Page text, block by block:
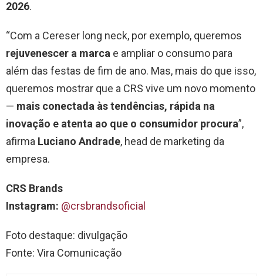
2026.
“Com a Cereser long neck, por exemplo, queremos
rejuvenescer a marca e ampliar o consumo para
além das festas de fim de ano. Mas, mais do que isso,
queremos mostrar que a CRS vive um novo momento
— mais conectada às tendências, rápida na
inovação e atenta ao que o consumidor procura”,
afirma Luciano Andrade, head de marketing da
empresa.
CRS Brands
Instagram: @crsbrandsoficial
Foto destaque: divulgação
Fonte: Vira Comunicação